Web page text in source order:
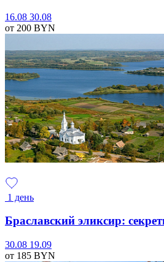
16.08 30.08
от 200 BYN
1 день
Браславский эликсир:
30.08 19.09
от 185 BYN